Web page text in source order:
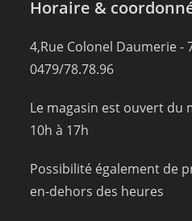
Horaire &
4,Rue Colonel Daumerie -
0479/78.78.96
Le magasin est ouvert du
10h à 17h
Possibilité également de
en-dehors des heures